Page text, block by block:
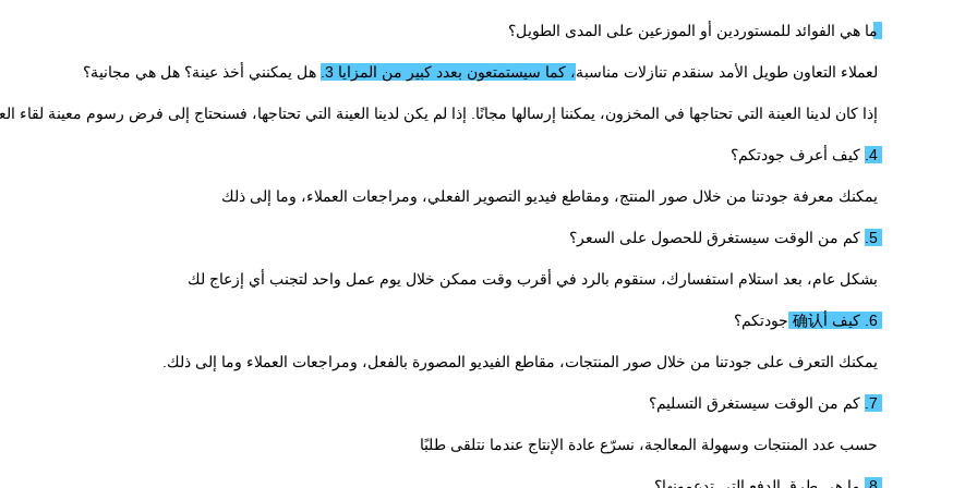
ما هي الفوائد للمستوردين أو الموزعين على المدى الطويل؟
لعملاء التعاون طويل الأمد سنقدم تنازلات مناسبة، كما سيستمتعون بعدد كبير من المزايا 3. هل يمكنني أخذ عينة؟ هل هي مجانية؟
إذا كان لدينا العينة التي تحتاجها في المخزون، يمكننا إرسالها مجانًا. إذا لم يكن لدينا العينة التي تحتاجها، فسنحتاج إلى فرض رسوم معينة لقاء
4. كيف أعرف جودتكم؟
يمكنك معرفة جودتنا من خلال صور المنتج، ومقاطع فيديو التصوير الفعلي، ومراجعات العملاء، وما إلى ذلك
5. كم من الوقت سيستغرق للحصول على السعر؟
بشكل عام، بعد استلام استفسارك، سنقوم بالرد في أقرب وقت ممكن خلال يوم عمل واحد لتجنب أي إزعاج لك
6. كيف أ确认 جودتكم؟
يمكنك التعرف على جودتنا من خلال صور المنتجات، مقاطع الفيديو المصورة بالفعل، ومراجعات العملاء وما إلى ذلك.
7. كم من الوقت سيستغرق التسليم؟
حسب عدد المنتجات وسهولة المعالجة، نسرّع عادة الإنتاج عندما نتلقى طلبًا